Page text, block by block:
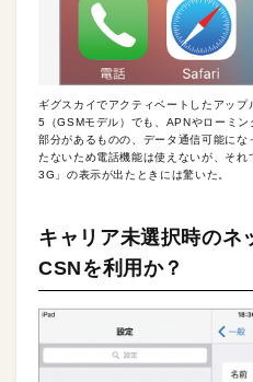
ギグスカイでアクティベートしたアッ
5（GSMモデル）でも、APNやローミ
部分があるものの、データ通信可能に
たないため電話機能は使えないが、そ
3G」の表示が出たときには驚いた。
キャリア未選択時のネ
CSNを利用か？